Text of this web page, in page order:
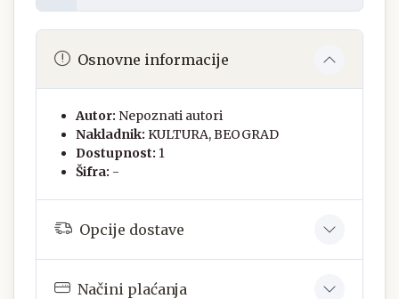
Osnovne informacije
Autor: Nepoznati autori
Nakladnik: KULTURA, BEOGRAD
Dostupnost: 1
Šifra: -
Opcije dostave
Načini plaćanja